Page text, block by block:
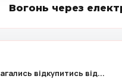
електромережу: у
відкупитись від...